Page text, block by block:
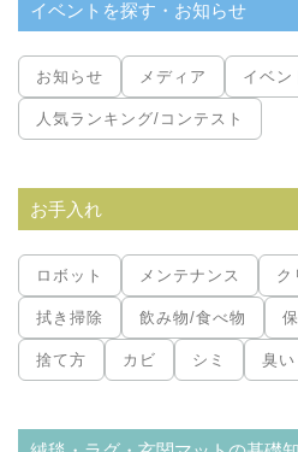
イベントを探す・お知らせ
お知らせ メディア イベン
人気ランキング/コンテスト
お手入れ
ロボット メンテナンス ク
拭き掃除 飲み物/食べ物
捨て方 カビ シミ 臭い